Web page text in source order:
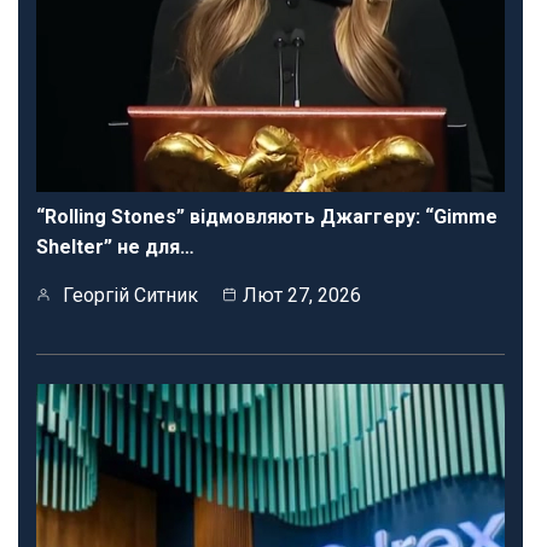
“Rolling Stones” відмовляють Джаггеру: “Gimme
Shelter” не для…
Георгій Ситник Лют 27, 2026